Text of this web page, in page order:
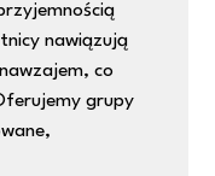
nawiązują
co
grupy